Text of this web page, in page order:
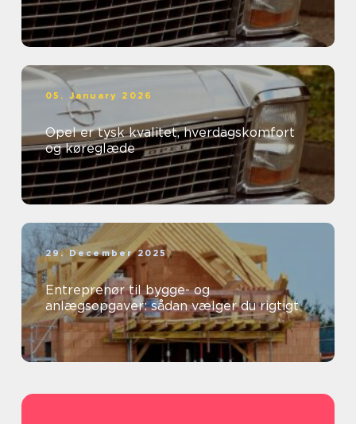
05. January 2026
Opel er tysk kvalitet, hverdagskomfort
og køreglæde
29. December 2025
Entreprenør til bygge- og
anlægsopgaver: sådan vælger du rigtigt